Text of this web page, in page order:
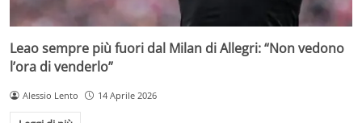
Leao sempre più fuori dal Milan di Allegri: “Non vedono
l’ora di venderlo”
Alessio Lento 14 Aprile 2026